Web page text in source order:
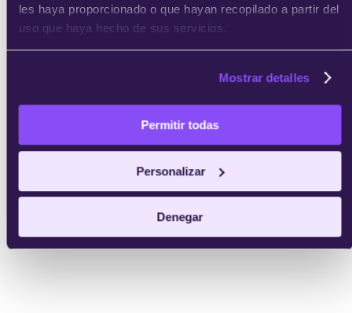
les haya proporcionado o que hayan recopilado a partir del
uso que haya hecho de sus servicios.
Mostrar detalles
Permitir todas
Personalizar
Denegar
enviar